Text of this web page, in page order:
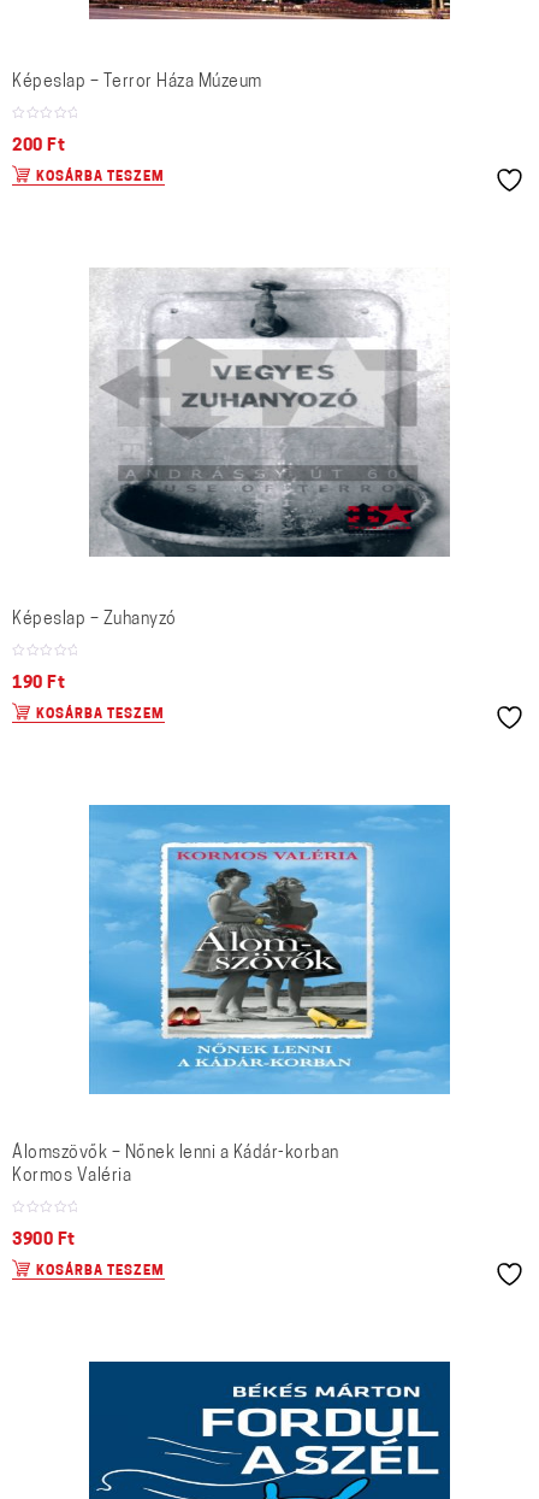
Képeslap – Terror Háza Múzeum
200 Ft
KOSÁRBA TESZEM
Képeslap – Zuhanyzó
190 Ft
KOSÁRBA TESZEM
Álomszövők – Nőnek lenni a Kádár-korban
Kormos Valéria
3900 Ft
KOSÁRBA TESZEM